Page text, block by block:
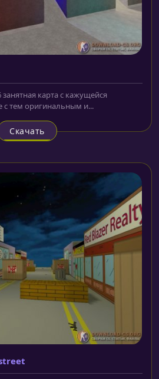
карта с кажущейся
тем оригинальным и...
Скачать